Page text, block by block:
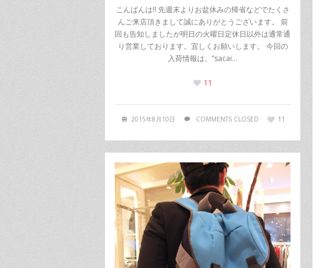
こんばんは!! 先週末よりお盆休みの帰省などでたくさ
んご来店頂きまして誠にありがとうございます。 前
回も告知しましたが明日の火曜日定休日以外は通常通
り営業しております。宜しくお願いします。 今回の
入荷情報は、”sacai…
11
2015年8月10日 COMMENTS CLOSED 11